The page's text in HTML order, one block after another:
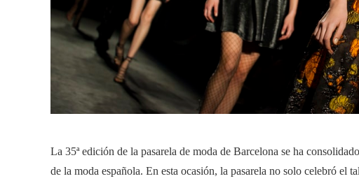
La 35ª edición de la pasarela de moda de Barcelona se ha
de la moda española. En esta ocasión, la pasarela no solo celebró el